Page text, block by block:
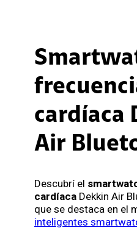
cardíaca
Air
Descubrí el
cardíaca Dekkin Air
que se destaca en el
inteligentes